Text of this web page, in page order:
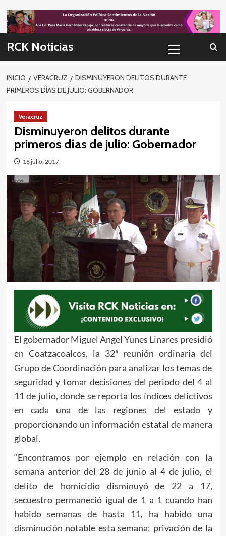
to
content
RCK Noticias
primario
INICIO VERACRUZ
DISMINUYERON DELITOS DURANTE
PRIMEROS DÍAS DE JULIO: GOBERNADOR
Veracruz
Disminuyeron delitos durante
primeros días de julio: Gobernador
16 julio, 2017
El gobernador Miguel Angel Yunes Linares presidió
en Coatzacoalcos, la 32ª reunión ordinaria del
Grupo de Coordinación para analizar los temas de
seguridad y tomar decisiones del periodo del 4 al
11 de julio, donde se reporta los índices delictivos
en cada una de las regiones del estado y
proporcionando un información estatal de manera
global.
“Encontramos por ejemplo en relación con la
semana anterior del 28 de junio al 4 de julio, el
delito de homicidio disminuyó de 22 a 17,
secuestro permaneció igual de 1 a 1 cuando han
habido semanas de hasta 11, ha habido una
disminución notable esta semana; privación de la